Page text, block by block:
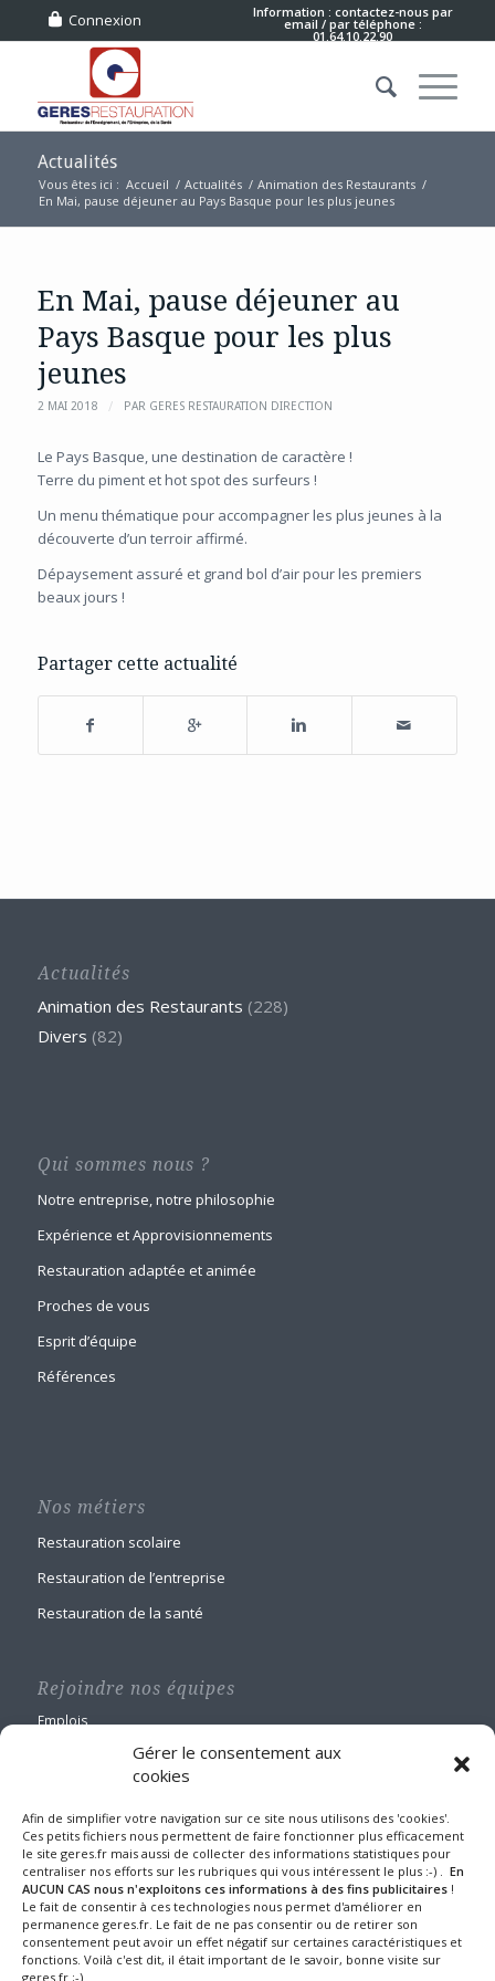
Gérer le consentement aux
cookies
Afin de simplifier votre navigation sur ce site nous utilisons des 'cookies'.
Ces petits fichiers nous permettent de faire fonctionner plus efficacement
le site geres.fr mais aussi de collecter des informations statistiques pour
centraliser nos efforts sur les rubriques qui vous intéressent le plus :-) . En
AUCUN CAS nous n'exploitons ces informations à des fins publicitaires !
Le fait de consentir à ces technologies nous permet d'améliorer en
permanence geres.fr. Le fait de ne pas consentir ou de retirer son
consentement peut avoir un effet négatif sur certaines caractéristiques et
fonctions. Voilà c'est dit, il était important de le savoir, bonne visite sur
geres.fr ;-)
Connexion Information : contactez-nous par
email / par téléphone :
01.64.10.22.90
Actualités
Vous êtes ici : Accueil / Actualités / Animation des Restaurants /
En Mai, pause déjeuner au Pays Basque pour les plus jeunes
En Mai, pause déjeuner au
Pays Basque pour les plus
jeunes
2 MAI 2018 / PAR GERES RESTAURATION DIRECTION
Le Pays Basque, une destination de caractère !
Terre du piment et hot spot des surfeurs !
Un menu thématique pour accompagner les plus jeunes à la
découverte d’un terroir affirmé.
Dépaysement assuré et grand bol d’air pour les premiers
beaux jours !
Partager cette actualité
Actualités
Animation des Restaurants (228)
Divers (82)
Qui sommes nous ?
Notre entreprise, notre philosophie
Expérience et Approvisionnements
Restauration adaptée et animée
Proches de vous
Esprit d’équipe
Références
Nos métiers
Restauration scolaire
Restauration de l’entreprise
Restauration de la santé
Rejoindre nos équipes
Emplois
GERES Restauration
Maison Blanche
1 route de Nangis - BP 60588
77016 MELUN CEDEX
Tel : 01 64 10 22 90